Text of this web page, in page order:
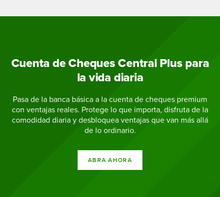
Cuenta de Cheques Central Plus para
la vida diaria
Pasa de la banca básica a la cuenta de cheques premium
con ventajas reales. Protege lo que importa, disfruta de la
comodidad diaria y desbloquea ventajas que van más allá
de lo ordinario.
ABRA AHORA